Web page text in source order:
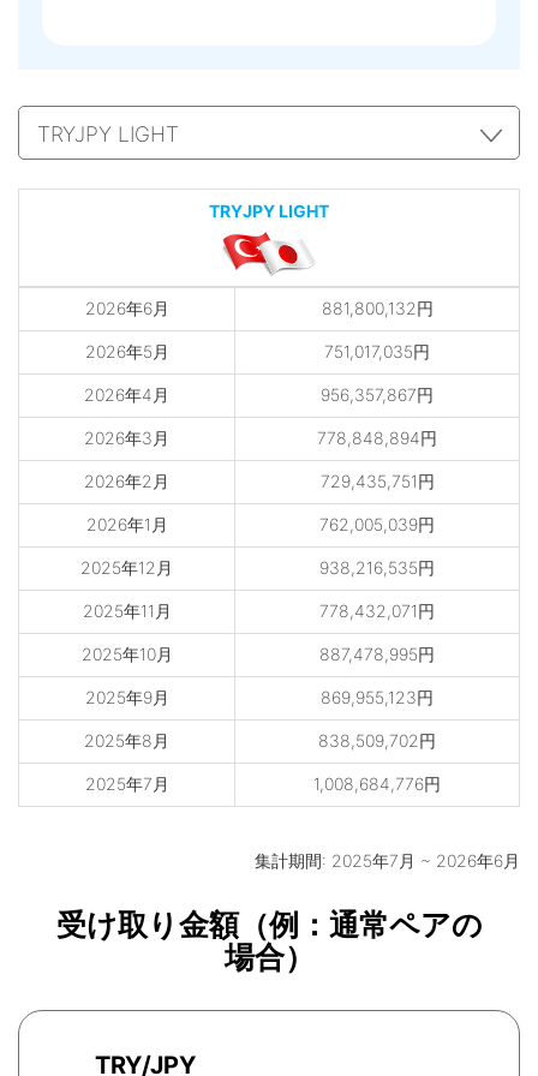
TRYJPY LIGHT
2026年6月 881,800,132円
2026年5月 751,017,035円
2026年4月 956,357,867円
2026年3月 778,848,894円
2026年2月 729,435,751円
2026年1月 762,005,039円
2025年12月 938,216,535円
2025年11月 778,432,071円
2025年10月 887,478,995円
2025年9月 869,955,123円
2025年8月 838,509,702円
2025年7月 1,008,684,776円
集計期間: 2025年7月 ~ 2026年6月
受け取り金額（例：通常ペアの
場合）
TRY/JPY